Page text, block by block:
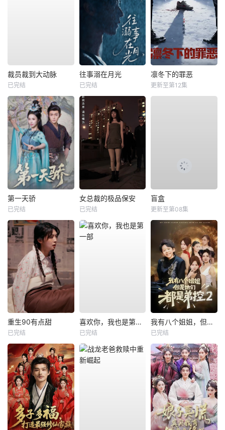
裁员裁到大动脉
已完结
往事溺在月光
已完结
凛冬下的罪恶
更新至第12集
第一天骄
已完结
女总裁的极品保安
已完结
盲盒
更新至第08集
重生90有点甜
已完结
喜欢你，我也是第一部
已完结
我有八个姐姐，但是他们都是弟控2
已完结